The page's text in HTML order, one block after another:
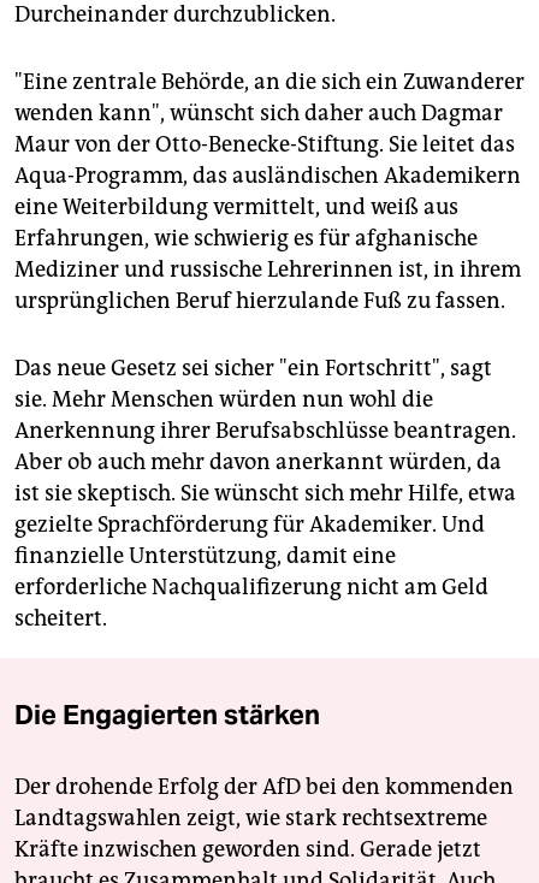
Durcheinander durchzublicken.
"Eine zentrale Behörde, an die sich ein Zuwanderer
wenden kann", wünscht sich daher auch Dagmar
Maur von der Otto-Benecke-Stiftung. Sie leitet das
Aqua-Programm, das ausländischen Akademikern
eine Weiterbildung vermittelt, und weiß aus
Erfahrungen, wie schwierig es für afghanische
Mediziner und russische Lehrerinnen ist, in ihrem
ursprünglichen Beruf hierzulande Fuß zu fassen.
Das neue Gesetz sei sicher "ein Fortschritt", sagt
sie. Mehr Menschen würden nun wohl die
Anerkennung ihrer Berufsabschlüsse beantragen.
Aber ob auch mehr davon anerkannt würden, da
ist sie skeptisch. Sie wünscht sich mehr Hilfe, etwa
gezielte Sprachförderung für Akademiker. Und
finanzielle Unterstützung, damit eine
erforderliche Nachqualifizerung nicht am Geld
scheitert.
Die Engagierten stärken
Der drohende Erfolg der AfD bei den kommenden
Landtagswahlen zeigt, wie stark rechtsextreme
Kräfte inzwischen geworden sind. Gerade jetzt